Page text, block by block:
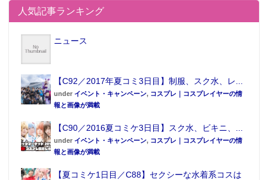
人気記事ランキング
ニュース
【C92／2017年夏コミ3日目】制服、スク水、レ...
under イベント・キャンペーン, コスプレ｜コスプレイヤーの情
報と画像が満載
【C90／2016夏コミケ3日目】スク水、ビキニ、...
under イベント・キャンペーン, コスプレ｜コスプレイヤーの情
報と画像が満載
【夏コミケ1日目／C88】セクシーな水着系コスは